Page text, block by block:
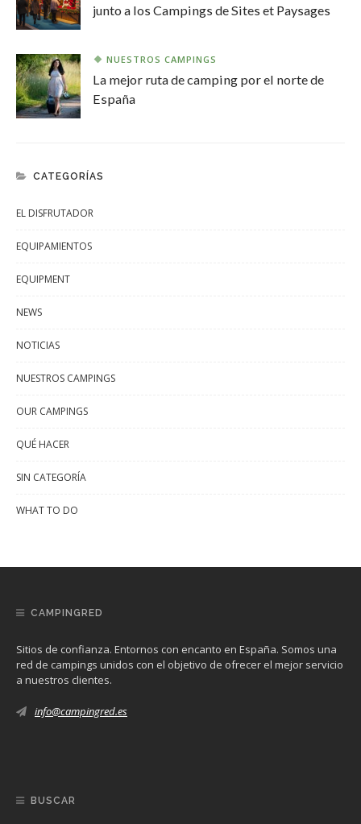
junto a los Campings de Sites et Paysages
NUESTROS CAMPINGS
La mejor ruta de camping por el norte de
España
CATEGORÍAS
EL DISFRUTADOR
EQUIPAMIENTOS
EQUIPMENT
NEWS
NOTICIAS
NUESTROS CAMPINGS
OUR CAMPINGS
QUÉ HACER
SIN CATEGORÍA
WHAT TO DO
CAMPINGRED
Sitios de confianza. Entornos con encanto en España. Somos una
red de campings unidos con el objetivo de ofrecer el mejor servicio
a nuestros clientes.
info@campingred.es
BUSCAR